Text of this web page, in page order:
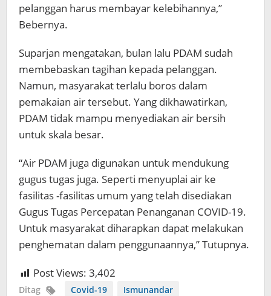
pelanggan harus membayar kelebihannya,”
Bebernya.
Suparjan mengatakan, bulan lalu PDAM sudah
membebaskan tagihan kepada pelanggan.
Namun, masyarakat terlalu boros dalam
pemakaian air tersebut. Yang dikhawatirkan,
PDAM tidak mampu menyediakan air bersih
untuk skala besar.
“Air PDAM juga digunakan untuk mendukung
gugus tugas juga. Seperti menyuplai air ke
fasilitas -fasilitas umum yang telah disediakan
Gugus Tugas Percepatan Penanganan COVID-19.
Untuk masyarakat diharapkan dapat melakukan
penghematan dalam penggunaannya,” Tutupnya.
Post Views: 3,402
Ditag Covid-19 Ismunandar